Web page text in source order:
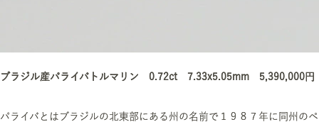
ブラジル産パライバトルマリン 0.72ct 7.33x5.05mm 5,390,000円
パライバとはブラジルの北東部にある州の名前で１９８７年に同州の